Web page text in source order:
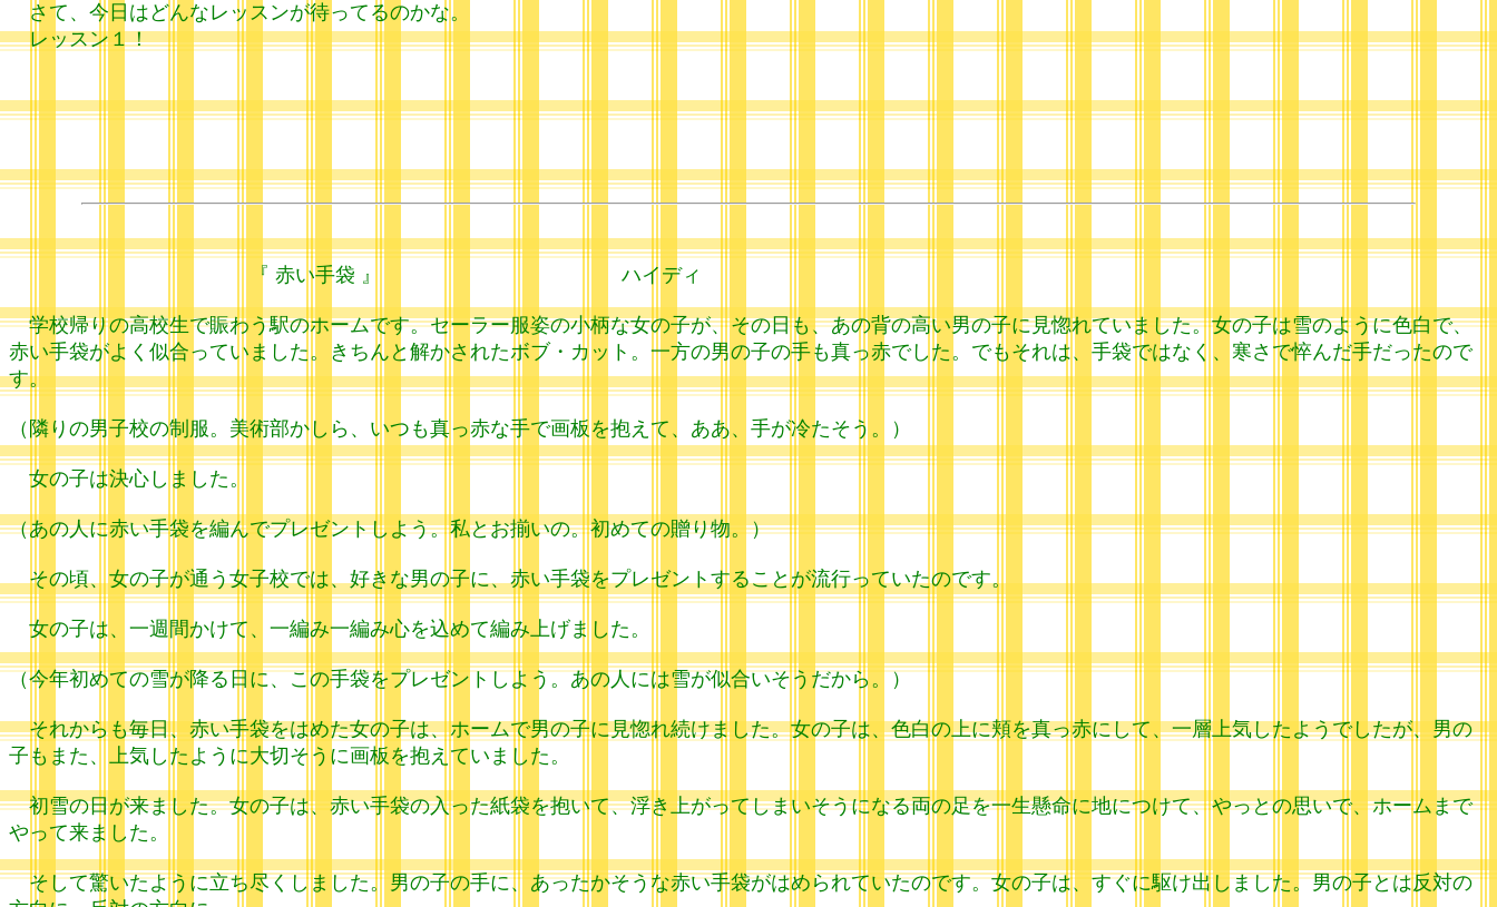
さて、今日はどんなレッスンが待ってるのかな。
レッスン１！
『 赤い手袋 』 ハイディ
学校帰りの高校生で賑わう駅のホームです。セーラー服姿の小柄な女の子が、その日も、あの背の高い男の子に見惚れていました。女の子は雪のように色白で、
赤い手袋がよく似合っていました。きちんと解かされたボブ・カット。一方の男の子の手も真っ赤でした。でもそれは、手袋ではなく、寒さで悴んだ手だったので
す。
（隣りの男子校の制服。美術部かしら、いつも真っ赤な手で画板を抱えて、ああ、手が冷たそう。）
女の子は決心しました。
（あの人に赤い手袋を編んでプレゼントしよう。私とお揃いの。初めての贈り物。）
その頃、女の子が通う女子校では、好きな男の子に、赤い手袋をプレゼントすることが流行っていたのです。
女の子は、一週間かけて、一編み一編み心を込めて編み上げました。
（今年初めての雪が降る日に、この手袋をプレゼントしよう。あの人には雪が似合いそうだから。）
それからも毎日、赤い手袋をはめた女の子は、ホームで男の子に見惚れ続けました。女の子は、色白の上に頬を真っ赤にして、一層上気したようでしたが、男の
子もまた、上気したように大切そうに画板を抱えていました。
初雪の日が来ました。女の子は、赤い手袋の入った紙袋を抱いて、浮き上がってしまいそうになる両の足を一生懸命に地につけて、やっとの思いで、ホームまで
やって来ました。
そして驚いたように立ち尽くしました。男の子の手に、あったかそうな赤い手袋がはめられていたのです。女の子は、すぐに駆け出しました。男の子とは反対の